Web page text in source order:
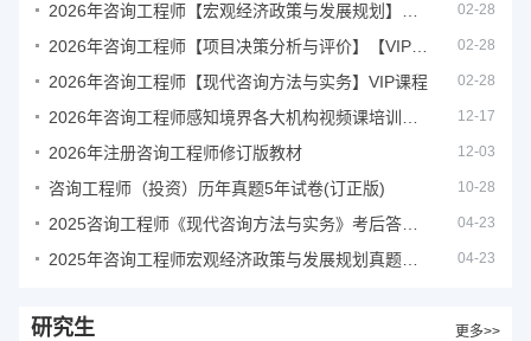
02-28
02-28
2026年咨询工程师【现代咨询方法与实务】VIP课程 02-28
12-17
2026年注册咨询工程师修订版教材 12-03
咨询工程师（投资）历年真题5年试卷(订正版) 10-28
04-23
04-23
研究生 更多>>